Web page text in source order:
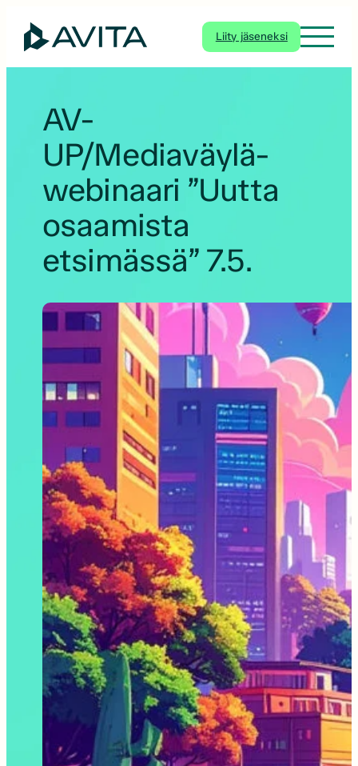
sisältöön
Liity jäseneksi
AV-
UP/Mediaväylä-
webinaari ”Uutta
osaamista
etsimässä” 7.5.